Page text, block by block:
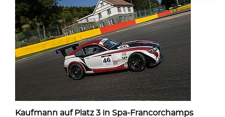
Kaufmann auf Platz 3 in Spa-Francorchamps